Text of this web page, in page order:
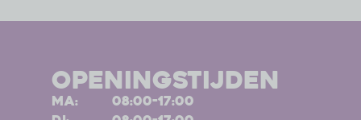
openingstijden
ma:
08:00-17:00